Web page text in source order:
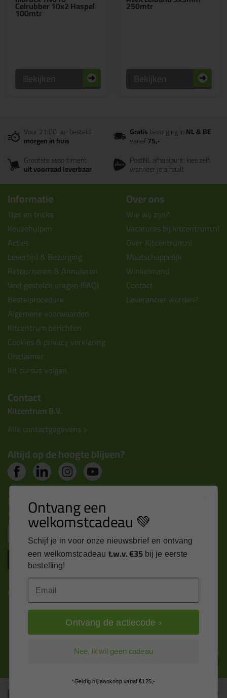
Celrubber 10x2 Haspel
100mtr
Bekijken
250mtr
Bekijken
Voor 21:00 uur besteld
morgen in huis
Gratisbezorging inNL & BE
vanaf75,-
Grootste assortiment
uit voorraad leverbaar
PostNL afhaalpunt: kies zelf
wanneer je afhaalt
Informatie
Tips en tricks
Keuzehulpen
Acties
Levertijd & Bezorging
Retourneren & Annuleren
Veel gestelde vragen (FAQ)
Bestelprocedure
Algemene voorwaarden
Kitcentrum berichten
Cookies & privacy verklaring
Disclaimer
Kit cursus volgen
Over ons
Wie wij zijn?
Vacatures bij kitcentrum.nl
Over Kitcentrum.nl
Maatschappelijk
Winkelmand
Contact
Leverancier worden?
Contact
Kitcentrum B.V.
Alle contactgegevens >
Altijd op de hoogte blijven?
Nieuws, tips en exclusieve deals rechtstreeks in je
inbox
Inschrijven
Kitcentrum is trots op:
Alle prijzen zijn in EURO en excl. 21% BTW
wijzig naar incl. BTW
Ontvang een
welkomstcadeau 💚
Schijf je in voor onze nieuwsbrief en ontvang
een welkomstcadeau t.w.v. €35 bij je eerste
bestelling!
Email
Ontvang de actiecode ›
Nee, ik wil geen cadeau
*Geldig bij aankoop vanaf €125,-